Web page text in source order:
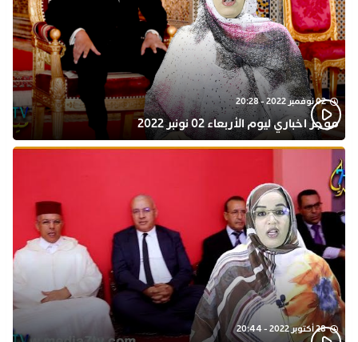
02 نوفمبر 2022 - 20:28
موجز اخباري ليوم الأربعاء 02 نونبر 2022
28 أكتوبر 2022 - 20:44